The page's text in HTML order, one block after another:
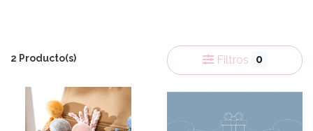
2 Producto(s) Filtros 0